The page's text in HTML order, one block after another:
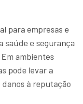
para empresas e
saúde e segurança
ambientes
pode levar a
à reputação